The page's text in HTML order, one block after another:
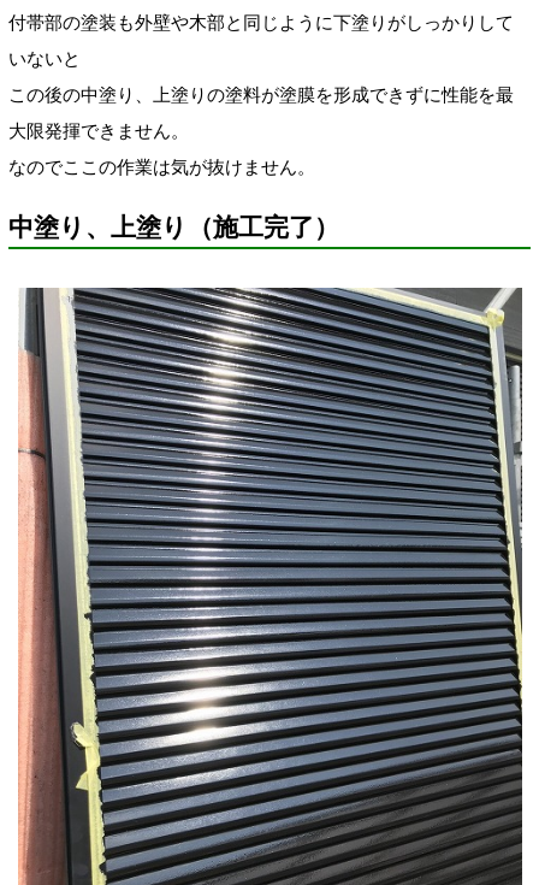
付帯部の塗装も外壁や木部と同じように下塗りがしっかりして
いないと
この後の中塗り、上塗りの塗料が塗膜を形成できずに性能を最
大限発揮できません。
なのでここの作業は気が抜けません。
中塗り、上塗り（施工完了）